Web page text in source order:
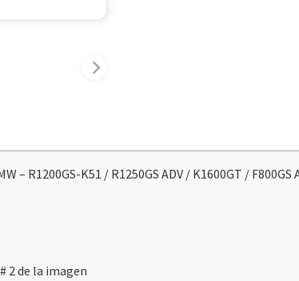
K1600GT
/
– R1200GS-K51 / R1250GS ADV / K1600GT / F800GS
2 de la imagen